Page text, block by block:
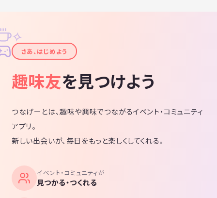
4.ガード沿いをそのまま直進すると右手に居酒屋「やきとん多吉有楽町
店」が見えてきます。この交差点（正面は帝国ホテルタワー）を右に曲
がり2つ目のビル「紫ビル」の8階です。袖看板に「WhiteKey」の表示
ゆき通りに面しています。
丸ノ内線、日比谷線のC1出口に向かいます。C1出口手前にGINZAファイ
ブの地下街が見えます（スタバや飲食店などがあります）。この地下街
に入りそのまま、まっすぐ直進します。突き当りまで来ましたら地上に
上がります。ちょうどJR線などのガード下あたりに出ます。GINZAファ
りますので、右手に見ながらそのまま直進します。小さな交差点を渡り
ます。2個目のビル袖看板に「WhiteKey」の表示が出ていますのでこの
ビルの8階が会場になります。1階はスポーツバー、地下は300円Barで
✦
✧
さあ、はじめよう
趣味友を見つけよう
つなげーとは、趣味や興味でつながるイベント・コミュニティ
アプリ。
新しい出会いが、毎日をもっと楽しくしてくれる。
イベント・コミュニティが
見つかる・つくれる